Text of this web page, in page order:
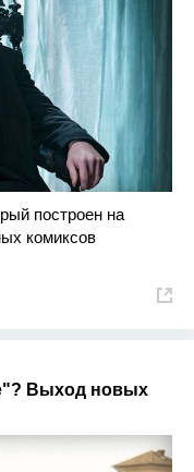
построен на
комиксов
Выход новых